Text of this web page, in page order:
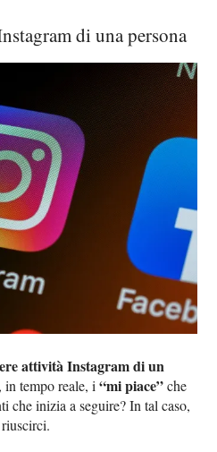
di una persona
attività Instagram di un
in tempo reale, i“mi piace”che
che inizia a seguire? In tal caso,